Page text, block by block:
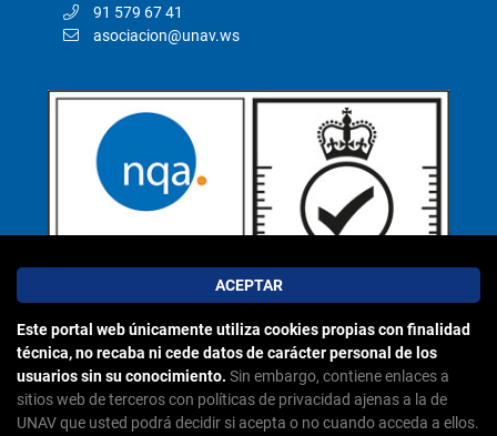
91 579 67 41
asociacion@unav.ws
Este portal web únicamente utiliza cookies propias con finalidad
técnica, no recaba ni cede datos de carácter personal de los
usuarios sin su conocimiento. Sin embargo, contiene enlaces a
sitios web de terceros con políticas de privacidad ajenas a la de
UNAV que usted podrá decidir si acepta o no cuando acceda a ellos.